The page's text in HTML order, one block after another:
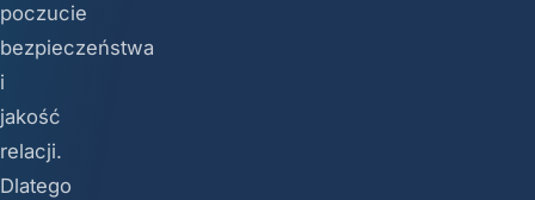
poczucie
bezpieczeństwa
i
jakość
relacji.
Dlatego